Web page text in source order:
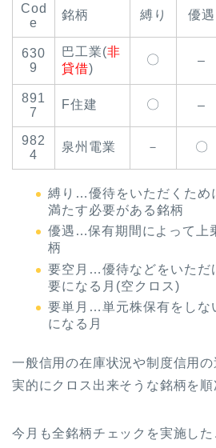
Cod
e
銘柄 縛り 優遇
630
9
巴工業(非
貸借)
〇 –
891
7
F住建 〇 –
982
4
泉州電業 － 〇
縛り…優待をいただくため
満たす必要がある銘柄
優遇…保有期間によって上
柄
要空月…優待などをいただ
要になる月(空クロス)
要単月…単元株保有をしな
になる月
一般信用の在庫状況や制度信用
実的にクロス出来そうな銘柄を順
今月も全銘柄チェックを実施し